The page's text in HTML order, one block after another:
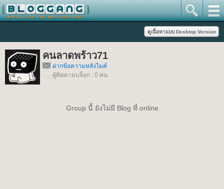
คนลาดพร้าว71
ฝากข้อความหลังไมค์
ผู้ติดตามบล็อก : 0 คน
Group นี้ ยังไม่มี Blog ที่ online